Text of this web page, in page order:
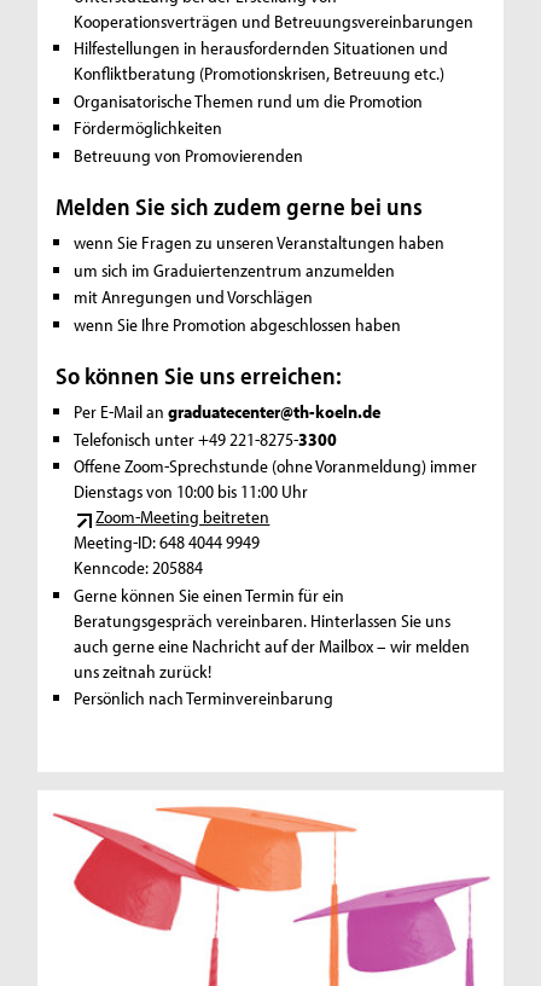
Kooperationsverträgen und Betreuungsvereinbarungen
Hilfestellungen in herausfordernden Situationen und
Konfliktberatung (Promotionskrisen, Betreuung etc.)
Organisatorische Themen rund um die Promotion
Fördermöglichkeiten
Betreuung von Promovierenden
Melden Sie sich zudem gerne bei uns
wenn Sie Fragen zu unseren Veranstaltungen haben
um sich im Graduiertenzentrum anzumelden
mit Anregungen und Vorschlägen
wenn Sie Ihre Promotion abgeschlossen haben
So können Sie uns erreichen:
Per E-Mail angraduatecenter@th-koeln.de
Telefonisch unter +49 221-8275-3300
Offene Zoom-Sprechstunde (ohne Voranmeldung) immer
Dienstags von 10:00 bis 11:00 Uhr
Zoom-Meeting beitreten
Meeting-ID: 648 4044 9949
Kenncode: 205884
Gerne können Sie einen Termin für ein
Beratungsgespräch vereinbaren. Hinterlassen Sie uns
auch gerne eine Nachricht auf der Mailbox – wir melden
uns zeitnah zurück!
Persönlich nach Terminvereinbarung